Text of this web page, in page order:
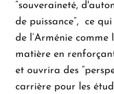
“souveraineté,
de puissance”, ce
de l’Arménie
matière en
et ouvrira des
carrière pour les